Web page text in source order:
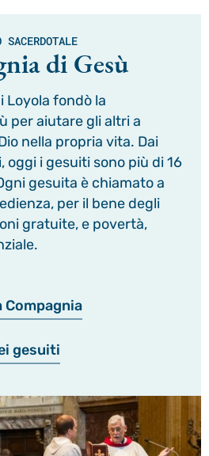
di Gesù
Loyola fondò la
per aiutare gli altri a
nella propria vita. Dai
oggi i gesuiti sono più di 16
gesuita è chiamato a
per il bene degli
gratuite, e povertà,
gesuiti